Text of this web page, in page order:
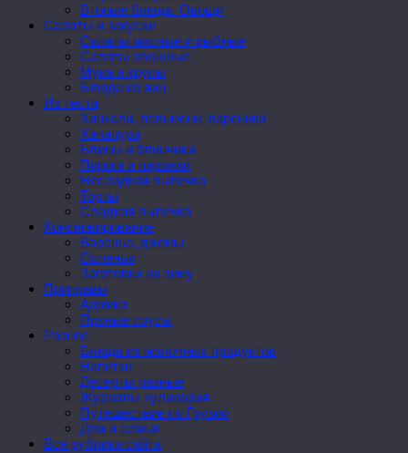
Вторые блюда. Овощи
Салаты и закуски
Салаты мясные и рыбные
Салаты овощные
Мука и крупы
Блюда из яиц
Из теста
Хинкали, пельмени, вареники
Хачапури
Блины и блинчики
Пироги и пирожки
Несладкая выпечка
Торты
Сладкая выпечка
Консервирование
Варенье, джемы
Соленья
Заготовки на зиму
Приправы
Аджика
Пряные соусы
Разное
Блюда из молочных продуктов
Напитки
Десерты разные
Журналы кулинария
Путешествие по Грузии
Дом и семья
Все рубрики сайта